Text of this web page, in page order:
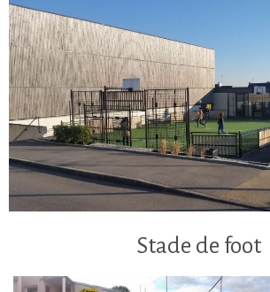
Stade de foot